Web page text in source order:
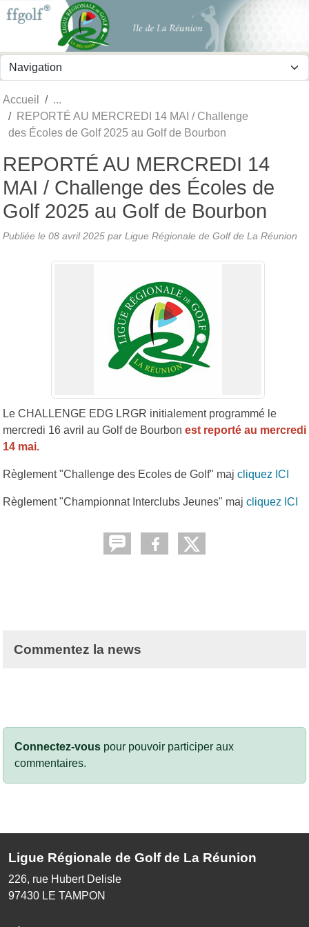
Accueil
REPORTÉ AU MERCREDI 14 MAI / Challenge
des Écoles de Golf 2025 au Golf de Bourbon
REPORTÉ AU MERCREDI 14
MAI / Challenge des Écoles de
Golf 2025 au Golf de Bourbon
Publiée le 08 avril 2025 par Ligue Régionale de Golf de La Réunion
Le CHALLENGE EDG LRGR initialement programmé le
mercredi 16 avril au Golf de Bourbon est reporté au mercredi
14 mai.
Règlement "Challenge des Ecoles de Golf" maj cliquez ICI
Règlement "Championnat Interclubs Jeunes" maj cliquez ICI
Commentez la news
Connectez-vous pour pouvoir participer aux
commentaires.
Ligue Régionale de Golf de La Réunion
226, rue Hubert Delisle
97430 LE TAMPON
Panneau de gestion des cookies